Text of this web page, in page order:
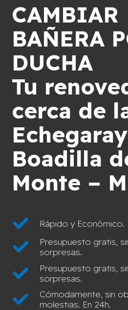
CAMBIAR
BAÑERA
DUCHA
Tu
cerca de
Boadilla
Monte –
Rápido y
Presupuesto gratis,
sorpresas.
Presupuesto gratis,
sorpresas.
Cómodamente, sin
molestias. En 24h.